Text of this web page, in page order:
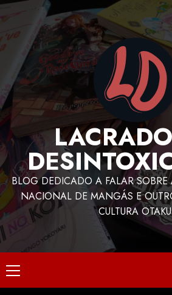
BLOG DEDICADO A FALAR
NACIONAL DE MANGÁS E
CULTURA